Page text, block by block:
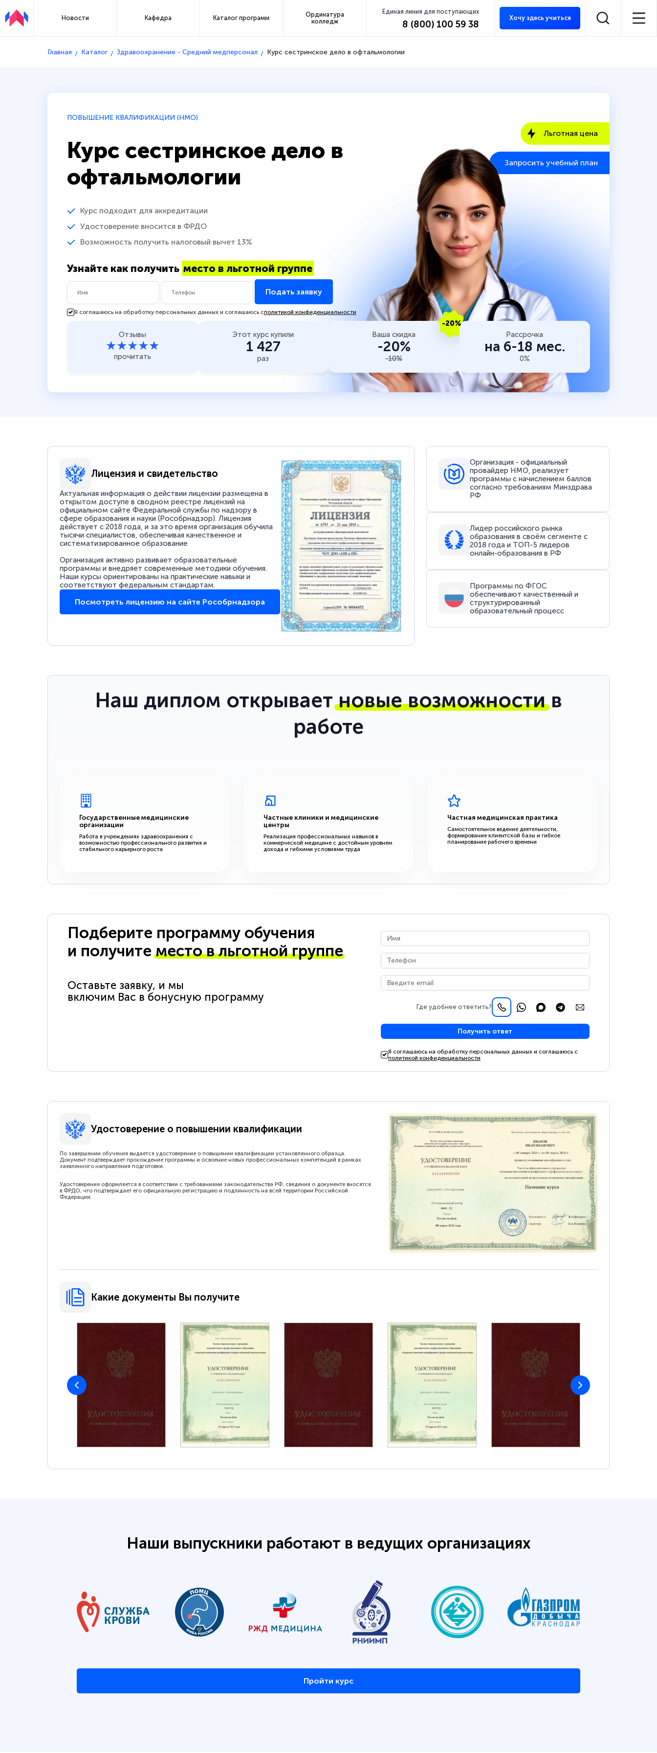
Новости Кафедра Каталог программ
Ординатура
колледж
Единая линия для поступающих
8 (800) 100 59 38
Хочу здесь учиться
Главная Каталог Здравоохранение - Средний медперсонал Курс сестринское дело в офтальмологии
ПОВЫШЕНИЕ КВАЛИФИКАЦИИ (НМО)
Курс сестринское дело в
офтальмологии
Курс подходит для аккредитации
Удостоверение вносится в ФРДО
Возможность получить налоговый вычет 13%
Узнайте как получить место в льготной группе
Подать заявку
Я соглашаюсь на обработку персональных данных и соглашаюсь сполитикой конфиденциальности
Льготная цена
Запросить учебный план
Отзывы
★★★★★
прочитать
Этот курс купили
1 427
раз
-20%
Ваша скидка
-20%
-10%
Рассрочка
на 6-18 мес.
0%
Лицензия и свидетельство
Актуальная информация о действии лицензии размещена в
открытом доступе в сводном реестре лицензий на
официальном сайте Федеральной службы по надзору в
сфере образования и науки (Рособрнадзор). Лицензия
действует с 2018 года, и за это время организация обучила
тысячи специалистов, обеспечивая качественное и
систематизированное образование
Организация активно развивает образовательные
программы и внедряет современные методики обучения.
Наши курсы ориентированы на практические навыки и
соответствуют федеральным стандартам.
Посмотреть лицензию на сайте Рособрнадзора
Организация - официальный
провайдер НМО, реализует
программы с начислением баллов
согласно требованиям Минздрава
РФ
Лидер российского рынка
образования в своём сегменте с
2018 года и ТОП-5 лидеров
онлайн-образования в РФ
Программы по ФГОС
обеспечивают качественный и
структурированный
образовательный процесс
Наш диплом открываетновые возможностив
работе
Государственные медицинские
организации
Работа в учреждениях здравоохранения с
возможностью профессионального развития и
стабильного карьерного роста
Частные клиники и медицинские
центры
Реализация профессиональных навыков в
коммерческой медицине с достойным уровнем
дохода и гибкими условиями труда
Частная медицинская практика
Самостоятельное ведение деятельности,
формирование клиентской базы и гибкое
планирование рабочего времени
Подберите программу обучения
и получитеместо в льготной группе
Оставьте заявку, и мы
включим Вас в бонусную программу
Где удобнее ответить?
Получить ответ
Я соглашаюсь на обработку персональных данных и соглашаюсь с
политикой конфиденциальности
Удостоверение о повышении квалификации
По завершении обучения выдается удостоверение о повышении квалификации установленного образца.
Документ подтверждает прохождение программы и освоение новых профессиональных компетенций в рамках
заявленного направления подготовки.
Удостоверение оформляется в соответствии с требованиями законодательства РФ, сведения о документе вносятся
в ФРДО, что подтверждает его официальную регистрацию и подлинность на всей территории Российской
Федерации.
Какие документы Вы получите
Наши выпускники работают в ведущих организациях
Пройти курс